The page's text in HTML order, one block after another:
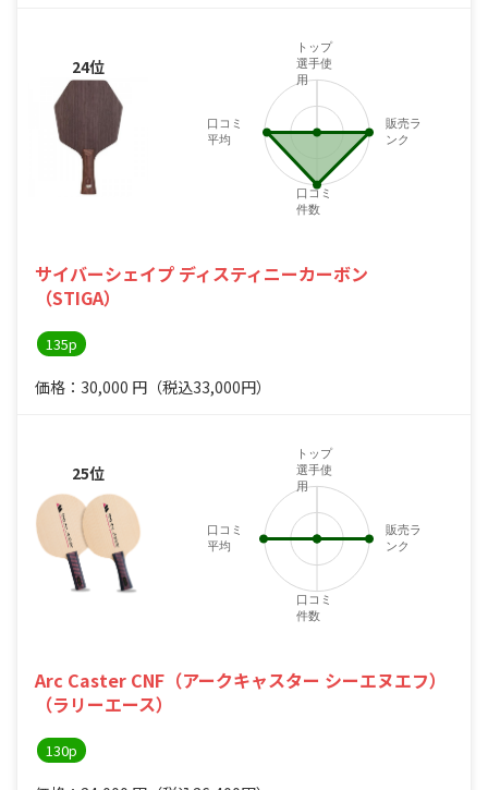
24位
サイバーシェイプ ディスティニーカーボン
（STIGA）
135p
価格：30,000 円 （税込33,000円）
トップ
選手使
用
販売ラ
ンク
口コミ
件数
口コミ
平均
25位
Arc Caster CNF（アークキャスター シーエヌエフ）
（ラリーエース）
130p
トップ
選手使
用
販売ラ
ンク
口コミ
件数
口コミ
平均